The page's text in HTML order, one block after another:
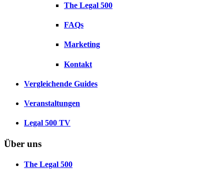
The Legal 500
FAQs
Marketing
Kontakt
Vergleichende Guides
Veranstaltungen
Legal 500 TV
Über uns
The Legal 500